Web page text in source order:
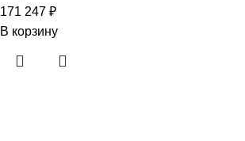
171 247 ₽
В корзину